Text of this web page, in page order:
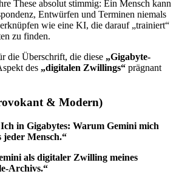
These absolut stimmig: Ein Mensch kann
Entwürfen und Terminen niemals
wie eine KI, die darauf „trainiert“
zu finden.
die Überschrift, die diese „Gigabyte-
des „digitalen Zwillings“ prägnant
& Modern)
in Gigabytes: Warum Gemini mich
jeder Mensch.“
als digitaler Zwilling meines
Archivs.“